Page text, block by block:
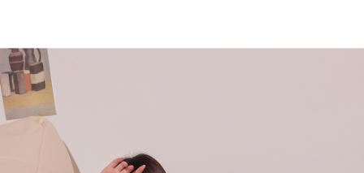
由本公司與您本人進行分期帳單所需資料之確認、核對及更正。
3.完整用戶服務條款，請詳閱以下連結：
是否繳費成功／繳費後需取消欲退款等相關疑問，請聯繫「AFTEE先享後付
客戶支援中心」
【注意事項】
１．透過由恩沛科技股份有限公司提供之「AFTEE先享後付」服務完成之交
易，需依本服務之必要範圍內提供個人資料，並將交易相關給付款項請求債
權轉讓予恩沛科技股份有限公司。
２．關於個人資料處理事宜，請瀏覽以下網址：
https://aftee.tw/terms/#terms3
每筆NT$10,000
7-11取貨付款
每筆NT$60，滿NT$1,800(含以上)免運費
付款後7-11取貨
每筆NT$60，滿NT$1,600(含以上)免運費